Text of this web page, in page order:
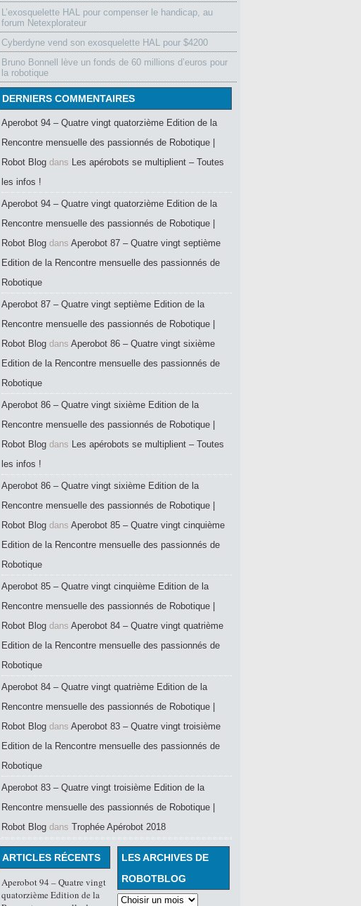
L’exosquelette HAL pour compenser le handicap, au
forum Netexplorateur
Cyberdyne vend son exosquelette HAL pour $4200
Bruno Bonnell lève un fonds de 60 millions d’euros pour
la robotique
DERNIERS COMMENTAIRES
Aperobot 94 – Quatre vingt quatorzième Edition de la
Rencontre mensuelle des passionnés de Robotique |
Robot Blog dans Les apérobots se multiplient – Toutes
les infos !
Aperobot 94 – Quatre vingt quatorzième Edition de la
Rencontre mensuelle des passionnés de Robotique |
Robot Blog dans Aperobot 87 – Quatre vingt septième
Edition de la Rencontre mensuelle des passionnés de
Robotique
Aperobot 87 – Quatre vingt septième Edition de la
Rencontre mensuelle des passionnés de Robotique |
Robot Blog dans Aperobot 86 – Quatre vingt sixième
Edition de la Rencontre mensuelle des passionnés de
Robotique
Aperobot 86 – Quatre vingt sixième Edition de la
Rencontre mensuelle des passionnés de Robotique |
Robot Blog dans Les apérobots se multiplient – Toutes
les infos !
Aperobot 86 – Quatre vingt sixième Edition de la
Rencontre mensuelle des passionnés de Robotique |
Robot Blog dans Aperobot 85 – Quatre vingt cinquième
Edition de la Rencontre mensuelle des passionnés de
Robotique
Aperobot 85 – Quatre vingt cinquième Edition de la
Rencontre mensuelle des passionnés de Robotique |
Robot Blog dans Aperobot 84 – Quatre vingt quatrième
Edition de la Rencontre mensuelle des passionnés de
Robotique
Aperobot 84 – Quatre vingt quatrième Edition de la
Rencontre mensuelle des passionnés de Robotique |
Robot Blog dans Aperobot 83 – Quatre vingt troisième
Edition de la Rencontre mensuelle des passionnés de
Robotique
Aperobot 83 – Quatre vingt troisième Edition de la
Rencontre mensuelle des passionnés de Robotique |
Robot Blog dans Trophée Apérobot 2018
LES ARCHIVES DE
ROBOTBLOG
ARTICLES RÉCENTS
Aperobot 94 – Quatre vingt
quatorzième Edition de la